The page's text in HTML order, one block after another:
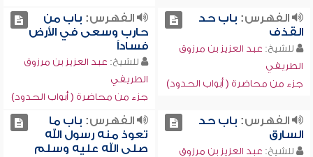
الفهرس: باب حد
القذف
للشيخ: عبد العزيز بن مرزوق
الطريفي
جزء من محاضرة ( أبواب الحدود)
الفهرس: باب من
حارب وسعى في الأرض
فساداً
للشيخ: عبد العزيز بن مرزوق
الطريفي
جزء من محاضرة ( أبواب الحدود)
الفهرس: باب حد
السارق
للشيخ: عبد العزيز بن مرزوق
الفهرس: باب ما
تعوذ منه رسول الله
صلى الله عليه وسلم